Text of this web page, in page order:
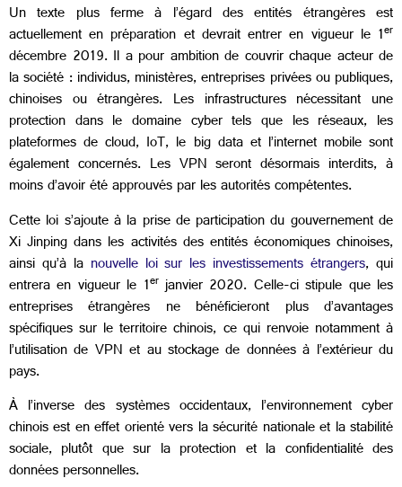
Un texte plus ferme à l’égard des entités étrangères est
actuellement en préparation et devrait entrer en vigueur le 1er
décembre 2019. Il a pour ambition de couvrir chaque acteur de
la société : individus, ministères, entreprises privées ou publiques,
chinoises ou étrangères. Les infrastructures nécessitant une
protection dans le domaine cyber tels que les réseaux, les
plateformes de cloud, IoT, le big data et l’internet mobile sont
également concernés. Les VPN seront désormais interdits, à
moins d’avoir été approuvés par les autorités compétentes.
Cette loi s’ajoute à la prise de participation du gouvernement de
Xi Jinping dans les activités des entités économiques chinoises,
ainsi qu’à la nouvelle loi sur les investissements étrangers, qui
entrera en vigueur le 1erjanvier 2020. Celle-ci stipule que les
entreprises étrangères ne bénéficieront plus d’avantages
spécifiques sur le territoire chinois, ce qui renvoie notamment à
l’utilisation de VPN et au stockage de données à l’extérieur du
pays.
À l’inverse des systèmes occidentaux, l’environnement cyber
chinois est en effet orienté vers la sécurité nationale et la stabilité
sociale, plutôt que sur la protection et la confidentialité des
données personnelles.